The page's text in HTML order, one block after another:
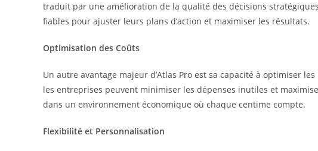
traduit par une amélioration de la qualité des décisions
fiables pour ajuster leurs plans d’action et maximiser les résultats.
Optimisation des Coûts
Un autre avantage majeur d’Atlas Pro est sa capacité à optimiser
les entreprises peuvent minimiser les dépenses inutiles et
dans un environnement économique où chaque centime compte.
Flexibilité et Personnalisation